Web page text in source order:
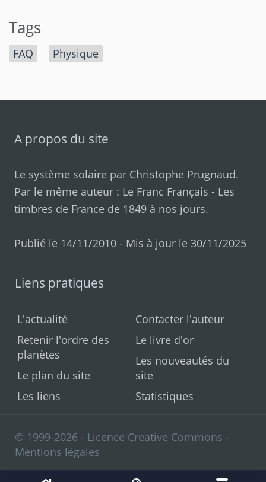
Tags
FAQ Physique
A propos du site
Le système solaire par Christophe Prugnaud.
Par le même auteur : Le Franc Français - Les
timbres de France de 1849 à nos jours.
Publié le 14/11/2010 - Mis à jour le 30/11/2025
Liens pratiques
L'actualité
Retenir l'ordre des
planètes
Le plan du site
Les liens
Contacter l'auteur
Le livre d'or
Les nouveautés du
site
Statistiques
© 1999-2026 - Licence Creative Commons -
Mentions légales